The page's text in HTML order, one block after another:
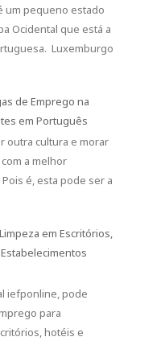
um pequeno estado
Ocidental que está a
Luxemburgo
de Emprego na
em Português
outra cultura e morar
a melhor
é, esta pode ser a
em Escritórios,
iefponline, pode
para
hotéis e